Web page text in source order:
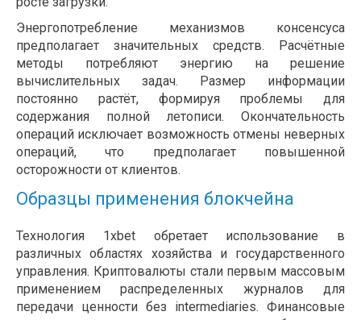
Энергопотребление механизмов консенсуса
предполагает значительных средств. Расчётные
методы потребляют энергию на решение
вычислительных задач. Размер информации
постоянно растёт, формируя проблемы для
содержания полной летописи. Окончательность
операций исключает возможность отмены неверных
операций, что предполагает повышенной
осторожности от клиентов.
Образцы применения блокчейна
Технология 1xbet обретает использование в
различных областях хозяйства и государственного
управления. Криптовалюты стали первым массовым
применением распределенных журналов для
передачи ценности без intermediaries. Финансовые